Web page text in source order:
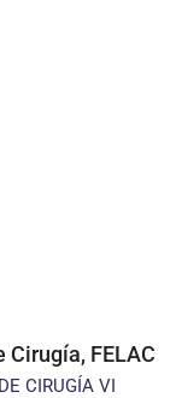
FELAC
CIRUGÍA VI